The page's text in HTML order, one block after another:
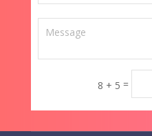
8 + 5 =